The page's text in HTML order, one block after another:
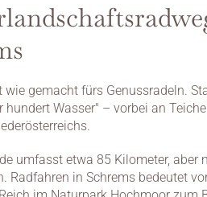
wie gemacht fürs Genussradeln.
hundert Wasser" – vorbei an
umfasst etwa 85 Kilometer,
Radfahren in Schrems bedeutet